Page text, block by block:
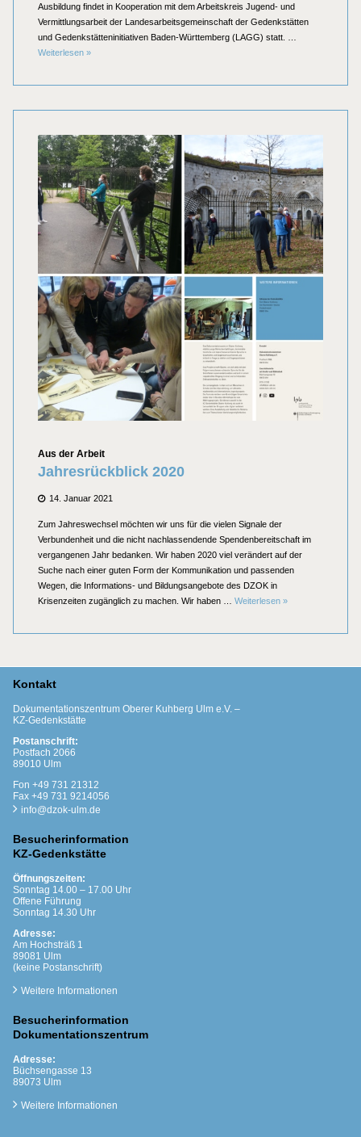
Ausbildung findet in Kooperation mit dem Arbeitskreis Jugend- und
Vermittlungsarbeit der Landesarbeitsgemeinschaft der Gedenkstätten
und Gedenkstätteninitiativen Baden-Württemberg (LAGG) statt. …
Weiterlesen Ausbildung zu Jugendguides an Gedenkstätten
»
Kategorien
Aus der Arbeit
Jahresrückblick 2020
Posted
14. Januar 2021
Zum Jahreswechsel möchten wir uns für die vielen Signale der
Verbundenheit und die nicht nachlassendende Spendenbereitschaft im
vergangenen Jahr bedanken. Wir haben 2020 viel verändert auf der
Suche nach einer guten Form der Kommunikation und passenden
Wegen, die Informations- und Bildungsangebote des DZOK in
Krisenzeiten zugänglich zu machen. Wir haben … Weiterlesen Jahresrückblick
»
Kontakt
Dokumentationszentrum Oberer Kuhberg Ulm e.V. –
KZ-Gedenkstätte
Postanschrift:
Postfach 2066
89010 Ulm
Fon +49 731 21312
Fax +49 731 9214056
info@dzok-ulm.de
Besucherinformation
KZ-Gedenkstätte
Öffnungszeiten:
Sonntag 14.00 – 17.00 Uhr
Offene Führung
Sonntag 14.30 Uhr
Adresse:
Am Hochsträß 1
89081 Ulm
(keine Postanschrift)
Weitere Informationen
Besucherinformation
Dokumentationszentrum
Adresse:
Büchsengasse 13
89073 Ulm
Weitere Informationen